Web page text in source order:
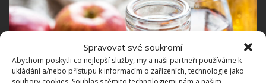
Spravovat své soukromí
Abychom poskytli co nejlepší služby, my a naši partneři používáme k
ukládání a/nebo přístupu k informacím o zařízeních, technologie jako